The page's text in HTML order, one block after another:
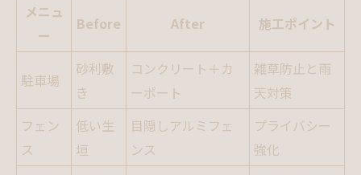
メニュ
ー
Before After 施工ポイント
駐車場
砂利敷
き
コンクリート＋カ
ーポート
雑草防止と雨
天対策
フェン
ス
低い生
垣
目隠しアルミフェ
ンス
プライバシー
強化